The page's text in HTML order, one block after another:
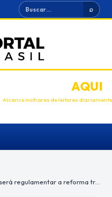
Buscar ⌕
ANUNCIEAQUI
Alcance milhares de leitores diariamente